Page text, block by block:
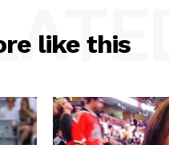
like this